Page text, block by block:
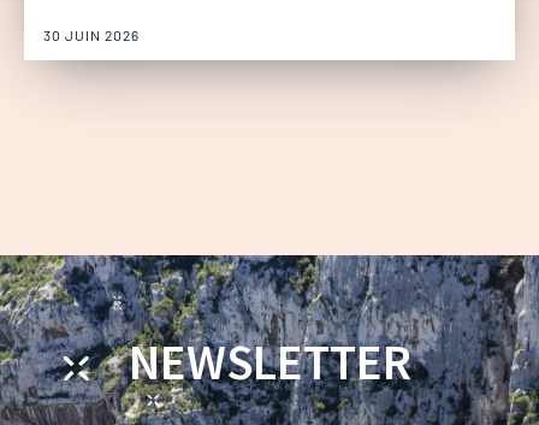
30 JUIN 2026
NEWSLETTER